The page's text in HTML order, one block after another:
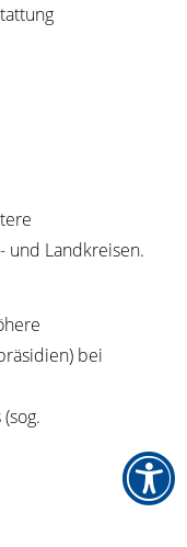
und Landkreisen.
bei